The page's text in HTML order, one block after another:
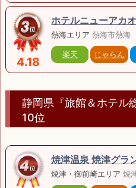
4.18
ホテルニューアカオ
熱海エリア熱海市熱海
楽天 じゃらん
静岡県『旅館＆ホテル
10位
焼津温泉 焼津グラ
焼津・御前崎エリア焼